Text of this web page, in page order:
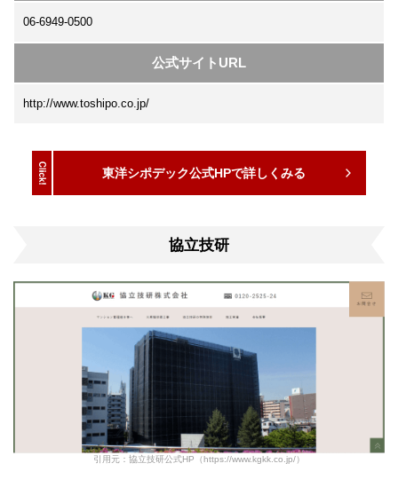
06-6949-0500
公式サイトURL
http://www.toshipo.co.jp/
東洋シポデック公式HPで詳しくみる
協立技研
引用元：協立技研公式HP（https://www.kgkk.co.jp/）